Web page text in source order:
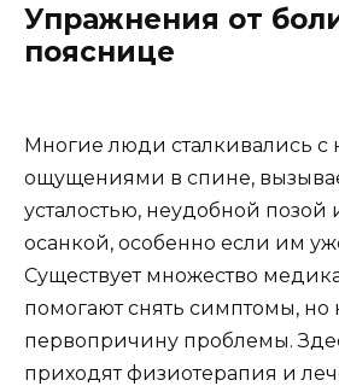
Упражнения от
пояснице
Многие люди сталкивались
ощущениями в спине,
усталостью, неудобной позой
осанкой, особенно если им
Существует множество
помогают снять симптомы, но
первопричину проблемы.
приходят физиотерапия и